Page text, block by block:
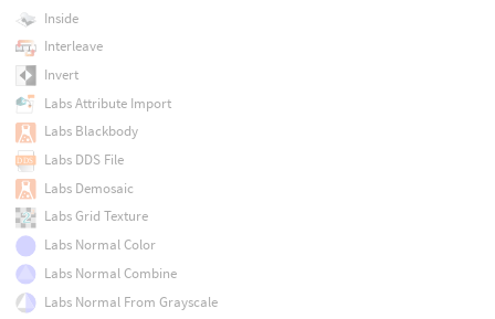
Inside
Interleave
Invert
Labs Attribute Import
Labs Blackbody
Labs DDS File
Labs Demosaic
Labs Grid Texture
Labs Normal Color
Labs Normal Combine
Labs Normal From Grayscale